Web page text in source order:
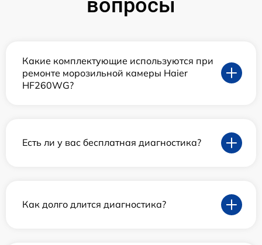
вопросы
Какие комплектующие используются при
ремонте морозильной камеры Haier
HF260WG?
Есть ли у вас бесплатная диагностика?
Как долго длится диагностика?